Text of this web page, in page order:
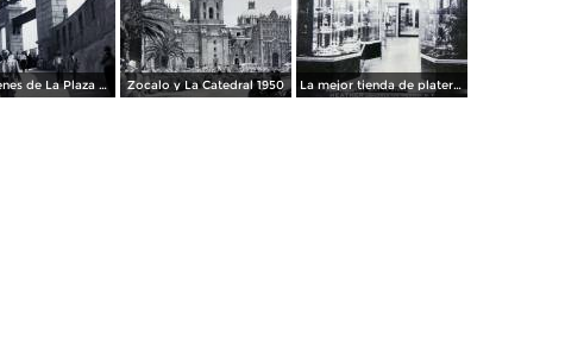
Los andenes de La Plaza de toros Ciudad de México 1950 Zocalo y La Catedral 1950 La mejor tienda de plateria.